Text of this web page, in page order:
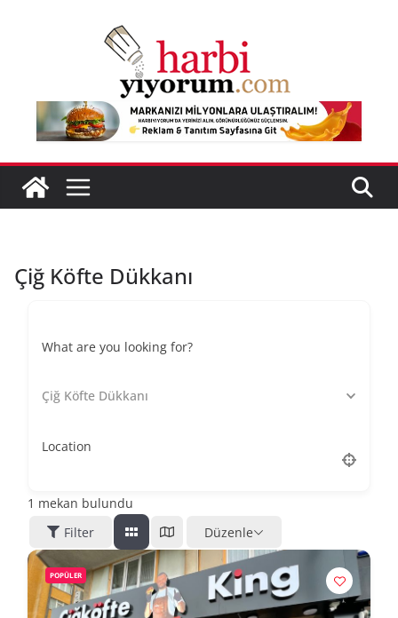
Çiğ Köfte Dükkanı
What are you looking for?
Çiğ Köfte Dükkanı
Location
1 mekan bulundu
Filter
Düzenle
POPÜLER